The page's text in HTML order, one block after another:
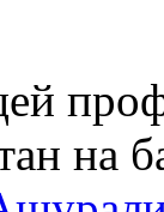
на